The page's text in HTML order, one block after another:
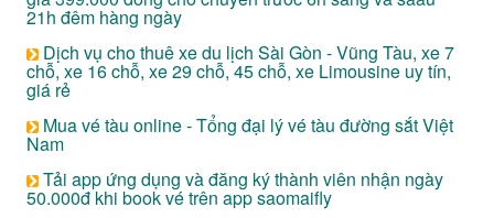
21h đêm hàng ngày
Dịch vụ cho thuê xe du lịch Sài Gòn - Vũng Tàu, xe 7
chỗ, xe 16 chỗ, xe 29 chỗ, 45 chỗ, xe Limousine uy tín,
giá rẻ
Mua vé tàu online - Tổng đại lý vé tàu đường sắt Việt
Nam
Tải app ứng dụng và đăng ký thành viên nhận ngày
50.000đ khi book vé trên app saomaifly